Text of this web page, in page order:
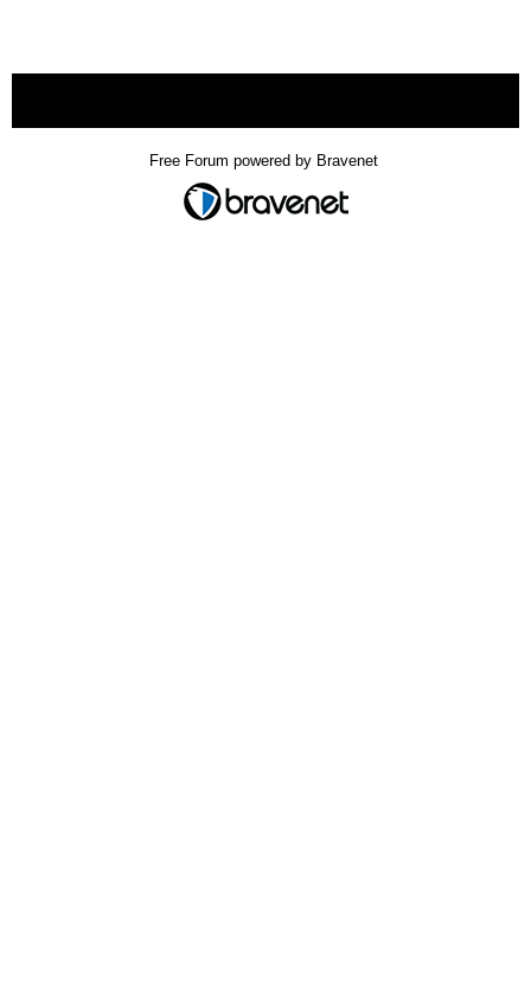
Free Forum powered by Bravenet